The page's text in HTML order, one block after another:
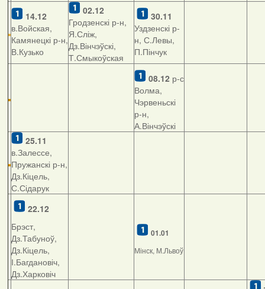
14.12
в.Войская,
Камянецкі р-н,
В.Кузько
02.12
Гродзенскі р-н,
Я.Сліж,
Дз.Вінчэўскі,
Т.Смыкоўская
30.11
Уздзенскі р-
н, С.Левы,
П.Пінчук
08.12 р-с
Волма,
Чэрвеньскі
р-н,
А.Вінчэўскі
25.11
в.Залессе,
Пружанскі р-н,
Дз.Кіцель,
С.Сідарук
22.12
Брэст,
Дз.Табуноў,
Дз.Кіцель,
І.Багдановіч,
Дз.Харковіч
01.01
Мінск, М.Львоў